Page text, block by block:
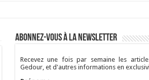
Abonnez-vous à la newsletter
Recevez une fois par semaine les
Gedour, et d'autres informations en